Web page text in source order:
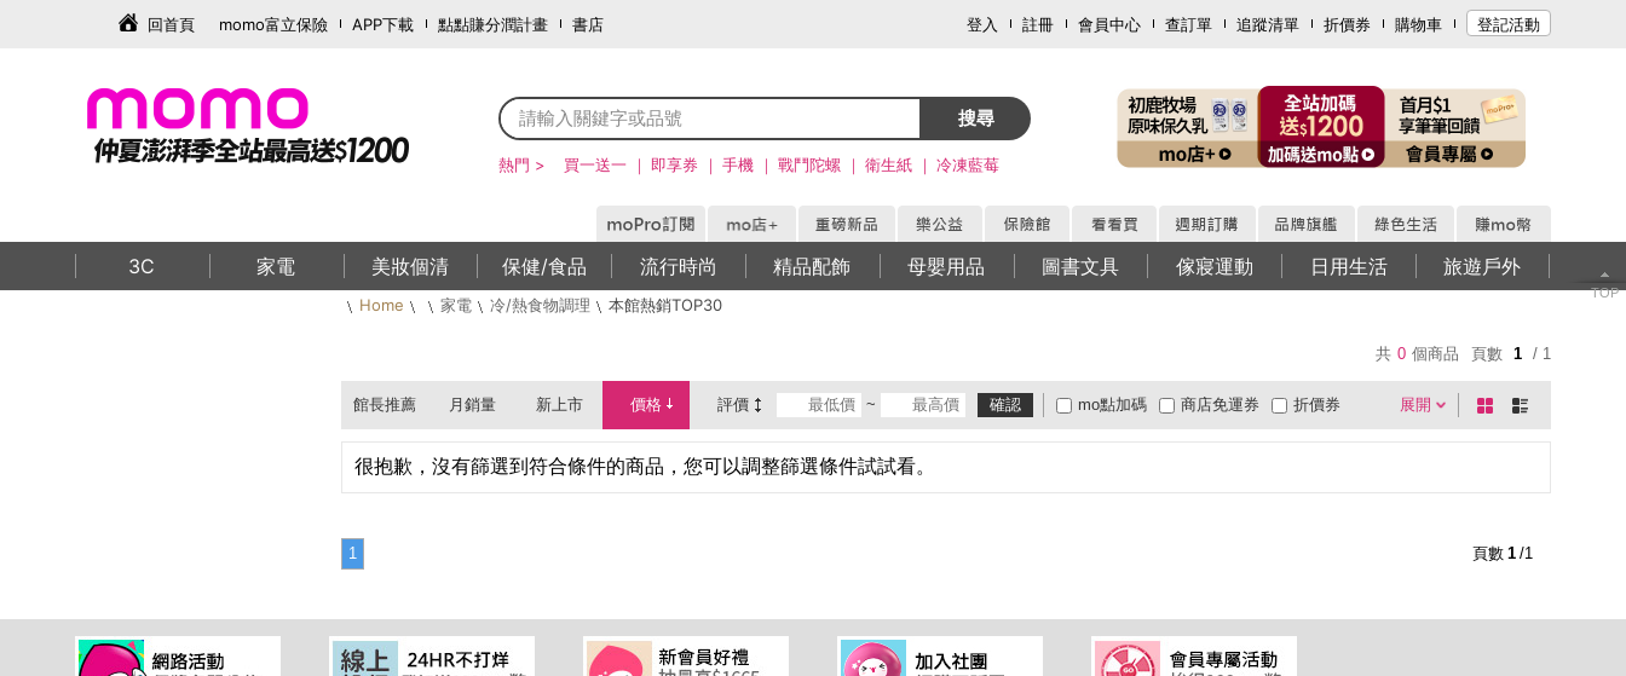
回首頁 momo富立保險 APP下載 點點賺分潤計畫 書店 登入 註冊 會員中心 查訂單 追蹤清單 折價券 購物車 登記活動
搜尋
熱門 > 買一送一 即享券 手機 戰鬥陀螺 衛生紙 冷凍藍莓
3C 家電 美妝個清 保健/食品 流行時尚 精品配飾 母嬰用品 圖書文具 傢寢運動 日用生活 旅遊戶外
Home 家電 冷/熱食物調理 本館熱銷TOP30
共 0 個商品 頁數 1 / 1
館長推薦 月銷量 新上市 價格 評價 ~ 確認 展開
mo點加碼 商店免運券
折價券
0利率
商品有量
快速到貨
棋
盤
列
很抱歉，沒有篩選到符合條件的商品，您可以調整篩選條件試試看。
頁數 1 /1
1
TOP